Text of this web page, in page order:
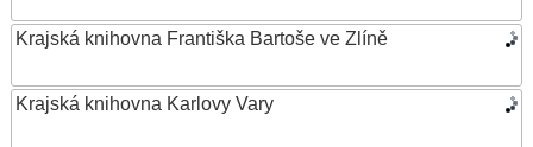
Krajská knihovna Františka Bartoše ve Zlíně
Krajská knihovna Karlovy Vary